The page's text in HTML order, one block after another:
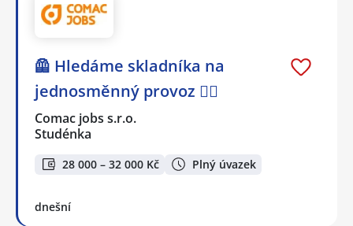
🦺 Hledáme skladníka na
jednosměnný provoz 👷‍♂️
Comac jobs s.r.o.
Studénka
28 000 – 32 000 Kč Plný úvazek
dnešní